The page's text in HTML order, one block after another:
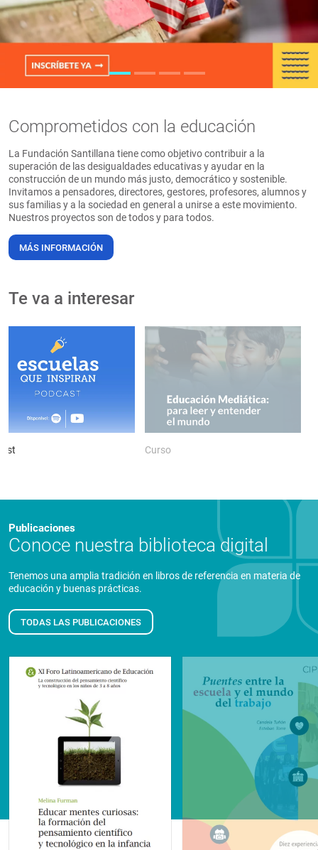
PT
Comprometidos con la educación
La Fundación Santillana tiene como objetivo contribuir a la
superación de las desigualdades educativas y ayudar en la
construcción de un mundo más justo, democrático y sostenible.
Invitamos a pensadores, directores, gestores, profesores, alumnos y
sus familias y a la sociedad en general a unirse a este movimiento.
Nuestros proyectos son de todos y para todos.
MÁS INFORMACIÓN
Te va a interesar
Curso
Publicaciones
Conoce nuestra biblioteca digital
Tenemos una amplia tradición en libros de referencia en materia de
educación y buenas prácticas.
TODAS LAS PUBLICACIONES